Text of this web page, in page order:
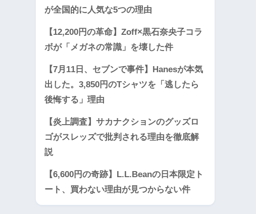
が全国的に人気な5つの理由
【12,200円の革命】Zoff×黒石奈央子コラ
ボが「メガネの常識」を壊した件
【7月11日、セブンで事件】Hanesが本気
出した。3,850円のTシャツを「逃したら
後悔する」理由
【炎上調査】サカナクションのグッズロ
ゴがスレッズで批判される理由を徹底解
説
【6,600円の奇跡】L.L.Beanの日本限定ト
ート、買わない理由が見つからない件